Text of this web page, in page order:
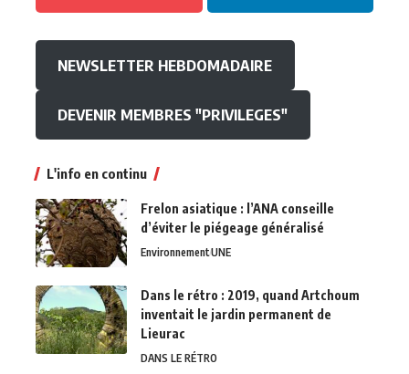
NEWSLETTER HEBDOMADAIRE
DEVENIR MEMBRES "PRIVILEGES"
L'info en continu
Frelon asiatique : l’ANA conseille
d’éviter le piégeage généralisé
EnvironnementUNE
Dans le rétro : 2019, quand Artchoum
inventait le jardin permanent de
Lieurac
DANS LE RÉTRO